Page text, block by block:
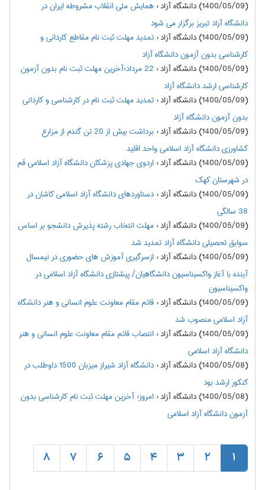
(1400/05/09) دانشگاه آزاد :همایش ملی انقلاب مشروطه ایران در
دانشگاه آزاد تبریز برگزار می شود
(1400/05/09) دانشگاه آزاد
:تمدید مهلت ثبت نام مقاطع کاردانی و
کارشناسی بدون آزمون دانشگاه آزاد
(1400/05/09) دانشگاه آزاد
:
22 مرداد؛آخرین مهلت ثبت نام بدون آزمون
کارشناسی ارشد دانشگاه آزاد
(1400/05/09) دانشگاه آزاد
:تمدید مهلت ثبت نام در کارشناسی و کاردانی
بدون آزمون دانشگاه آزاد
(1400/05/09) دانشگاه آزاد
:
برداشت بیش از 20 تن گندم از مزارع
کشاورزی دانشگاه آزاد اسلامی واحد اقلید
(1400/05/09) دانشگاه آزاد
:اردوی جهادی پزشکان دانشگاه آزاد اسلامی قم
در شهرستان کهک
(1400/05/09) دانشگاه آزاد
:دستاوردهای دانشگاه آزاد اسلامی کاشان در
38 سالگی
(1400/05/09) دانشگاه آزاد
:مهلت انتخاب رشته پذیرش دانشجو بر اساس
سوابق تحصیلی دانشگاه آزاد تمدید شد
(1400/05/09) دانشگاه آزاد
:ازسرگیری آموزش های حضوری در نیمسال
آینده با آغاز واکسیناسیون دانشگاهیان/ پیشتازی دانشگاه آزاد اسلامی در
واکسیناسیون
(1400/05/09) دانشگاه آزاد
:قائم مقام معاونت علوم انسانی و هنر دانشگاه
آزاد اسلامی منصوب شد
(1400/05/09) دانشگاه آزاد
:انتصاب قائم مقام معاونت علوم انسانی و هنر
دانشگاه آزاد اسلامی
(1400/05/08) دانشگاه آزاد
:
دانشگاه آزاد شیراز میزبان 1500 داوطلب در
کنکور ارشد بود
(1400/05/08) دانشگاه آزاد
:امروز؛ آخرین مهلت ثبت نام کارشناسی بدون
آزمون دانشگاه آزاد اسلامی
1
2
3
4
5
6
7
8